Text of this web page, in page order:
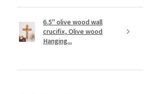
6.5" olive wood wall
crucifix, Olive wood
Hanging...